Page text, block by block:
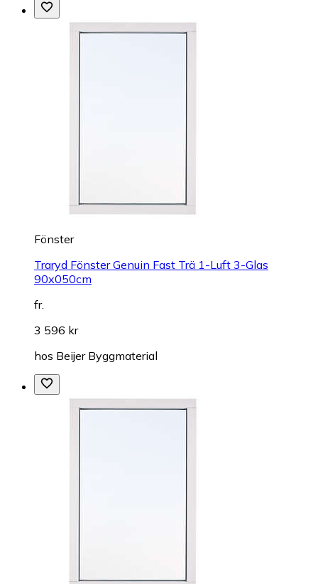
Fönster
Traryd Fönster Genuin Fast Trä 1-Luft 3-Glas
90x050cm
fr.
3 596 kr
hos Beijer Byggmaterial